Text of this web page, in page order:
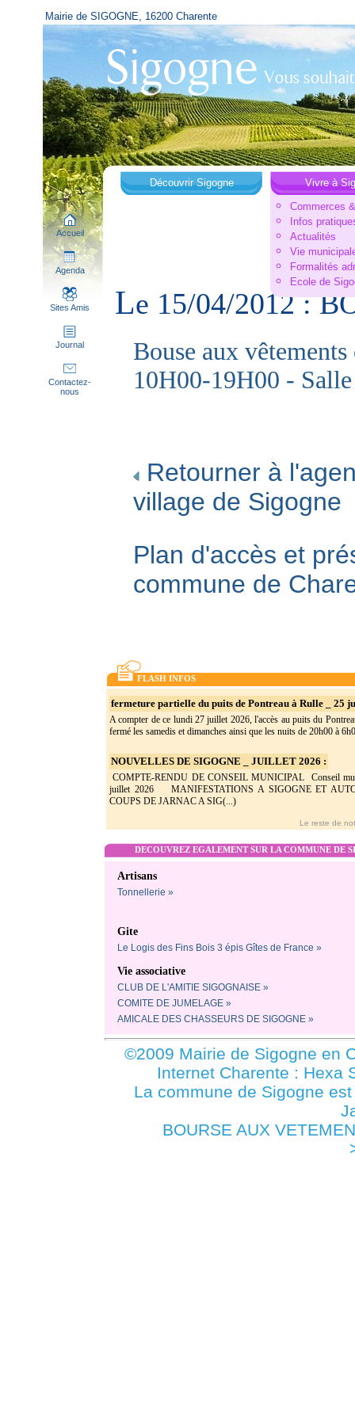
Mairie de SIGOGNE, 16200 Charente
Accueil
Agenda
Sites Amis
Journal
Contactez-
nous
Découvrir Sigogne
Vivre à
Commerces
Infos
Actualités
Vie
Formalités
Ecole de
Le 15/04/2012 :
Bouse aux
10H00-19H00 -
Retourner à
village de Sigogne
Plan d'accès et
commune de
FLASH INFOS
fermeture partielle du puits de Pontreau à Rulle _ 25
A compter de ce lundi 27 juillet 2026, l'accès au puits du
fermé les samedis et dimanches ainsi que les nuits de 20h00 à
NOUVELLES DE SIGOGNE _ JUILLET 2026 :
COMPTE-RENDU DE CONSEIL MUNICIPAL Conseil
juillet 2026 MANIFESTATIONS A SIGOGNE ET
COUPS DE JARNAC A SIG(...)
Le reste de
DECOUVREZ EGALEMENT SUR LA COMMUNE DE
Artisans
Tonnellerie »
Gite
Le Logis des Fins Bois 3 épis Gîtes de France »
Vie associative
CLUB DE L'AMITIE SIGOGNAISE »
COMITE DE JUMELAGE »
AMICALE DES CHASSEURS DE SIGOGNE »
©2009 Mairie de Sigogne en
Internet Charente : Hexa
La commune de Sigogne
BOURSE AUX